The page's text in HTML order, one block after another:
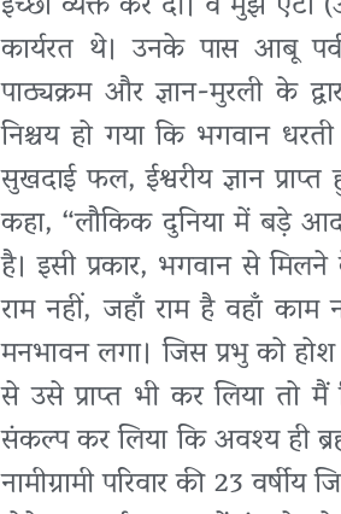
कार्यरत थे। उनके पास आबू
पाठ्यक्रम और ज्ञान-मुरली के
निश्चय हो गया कि भगवान
सुखदाई फल, ईश्वरीय ज्ञान
कहा, “लौकिक दुनिया में बड़े
है। इसी प्रकार, भगवान से
राम नहीं, जहाँ राम है वहाँ काम
मनभावन लगा। जिस प्रभु को
से उसे प्राप्त भी कर लिया तो
संकल्प कर लिया कि अवश्य ही
नामीग्रामी परिवार की 23